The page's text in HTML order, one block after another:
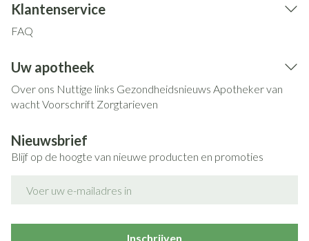
Klantenservice
FAQ
Uw apotheek
Over ons Nuttige links Gezondheidsnieuws Apotheker van
wachtVoorschrift Zorgtarieven
Nieuwsbrief
Blijf op de hoogte van nieuwe producten en promoties
Inschrijven